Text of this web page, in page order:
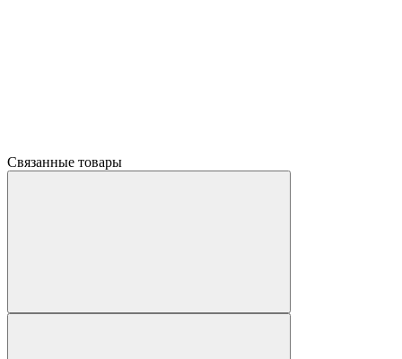
Связанные товары